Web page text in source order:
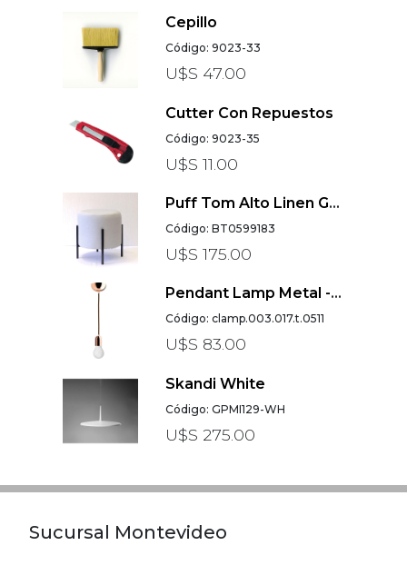
Cepillo
Código: 9023-33
U$S 47.00
Cutter Con Repuestos
Código: 9023-35
U$S 11.00
Puff Tom Alto Linen Gris Claro
Código: BT0599183
U$S 175.00
Pendant Lamp Metal - Copper
Código: clamp.003.017.t.0511
U$S 83.00
Skandi White
Código: GPMI129-WH
U$S 275.00
Sucursal Montevideo